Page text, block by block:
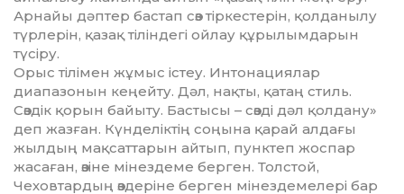
Арнайы дәптер бастап сөз тір­кестерін, қолданылу
түрлерін, қа­зақ тіліндегі ойлау құрылым­да­рын
түсіру.
Орыс тілімен жұмыс істеу. Ин­то­нациялар
диапазонын кеңейту. Дәл, нақты, қатаң стиль.
Сөздік қорын байыту. Бастысы – сөзді дәл қол­дану»
деп жазған. Күнделіктің соңына қарай алдағы
жылдың мақ­саттарын айтып, пунктеп жоспар
жасаған, өзіне мінездеме берген. Толс­той,
Чеховтардың өздеріне бер­ген мінездемелері бар